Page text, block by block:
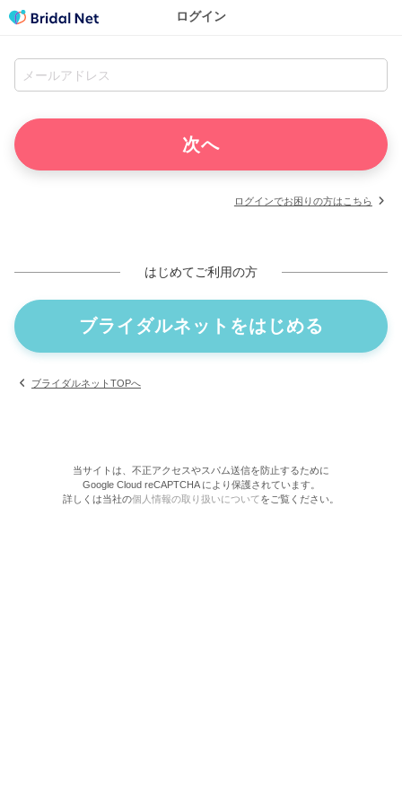
ログイン
ログインでお困りの方はこちら
はじめてご利用の方
ブライダルネットをはじめる
ブライダルネットTOPへ
当サイトは、不正アクセスやスパム送信を防止するために
Google Cloud reCAPTCHA により保護されています。
詳しくは当社の個人情報の取り扱いについてをご覧ください。